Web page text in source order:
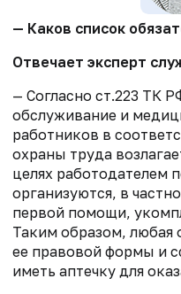
— Каков список
Отвечает эксперт
— Согласно ст.223 ТК
обслуживание и
работников в
охраны труда
целях работодателем
организуются, в
первой помощи,
Таким образом, любая
ее правовой формы и
иметь аптечку для